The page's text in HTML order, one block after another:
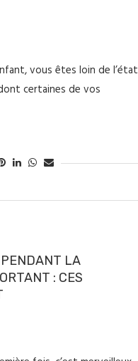
vous êtes loin de l’état
certaines de vos
LA
: CES